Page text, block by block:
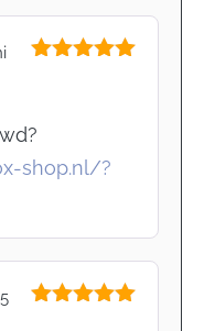
shop.nl/?